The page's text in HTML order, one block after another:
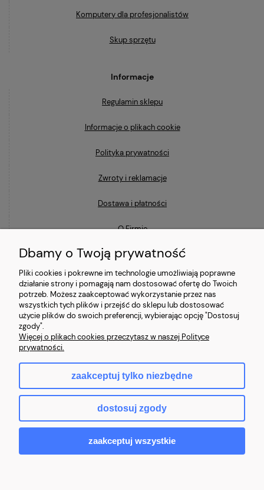
Komputery dla profesjonalistów
Skup sprzętu
Informacje
Regulamin sklepu
Informacje o plikach cookie
Polityka prywatności
Zwroty i reklamacje
Dostawa i płatności
O Firmie
Blog
Ostatnio na blogu
Co to znaczy, że laptop jest poleasingowy i czym różni się od
używanego?
Najczęstsze mity o laptopach poleasingowych (i jak jest naprawdę)
© 2026 - Kompik24 - Sprzęt komputerowy poleasingowy.
Sklep internetowy Shoper.pl
Dbamy o Twoją prywatność
Pliki cookies i pokrewne im technologie umożliwiają poprawne
działanie strony i pomagają nam dostosować ofertę do Twoich
potrzeb. Możesz zaakceptować wykorzystanie przez nas
wszystkich tych plików i przejść do sklepu lub dostosować
użycie plików do swoich preferencji, wybierając opcję "Dostosuj
zgody".
Więcej o plikach cookies przeczytasz w naszej Polityce
prywatności.
zaakceptuj tylko niezbędne
dostosuj zgody
zaakceptuj wszystkie